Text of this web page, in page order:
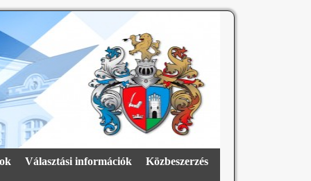
Választási információk Közbeszerzés